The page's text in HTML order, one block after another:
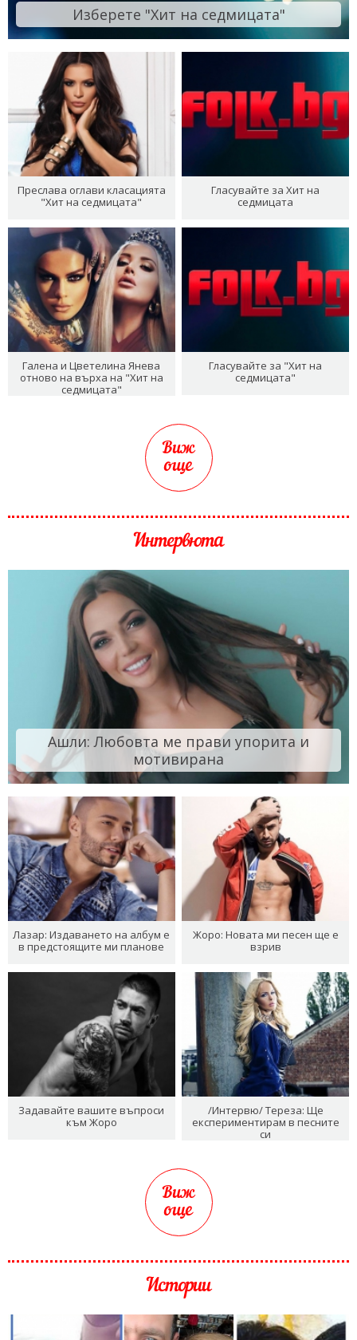
Изберете "Хит на седмицата"
Преслава оглави класацията
"Хит на седмицата"
Гласувайте за Хит на
седмицата
Галена и Цветелина Янева
отново на върха на "Хит на
седмицата"
Гласувайте за "Хит на
седмицата"
Виж
още
Интервюта
Ашли: Любовта ме прави упорита и
мотивирана
Лазар: Издаването на албум е
в предстоящите ми планове
Жоро: Новата ми песен ще е
взрив
Задавайте вашите въпроси
към Жоро
/Интервю/ Тереза: Ще
експериментирам в песните
си
Виж
още
Истории